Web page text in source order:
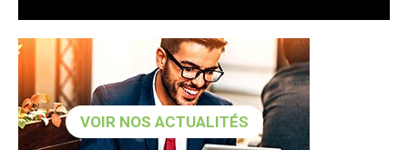
VOIR NOS ACTUALITÉS